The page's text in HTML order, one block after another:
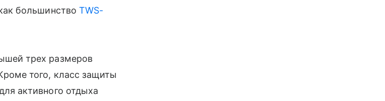
большинство TWS-
трех размеров
того, класс защиты
активного отдыха